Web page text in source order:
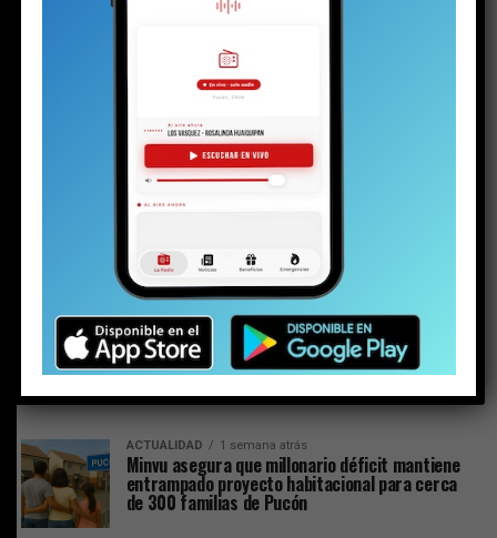
7 días atrás
Alcalde no acepta la renuncia de
asesor de Riesgos: Esteban Backit
se reintegra el lunes
ACTUALIDAD 1 semana atrás
Minvu asegura que millonario déficit mantiene
entrampado proyecto habitacional para cerca
de 300 familias de Pucón